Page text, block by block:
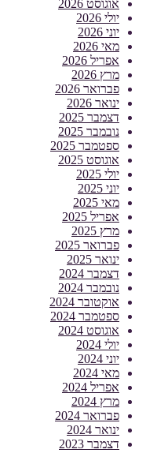
אוגוסט 2026
יולי 2026
יוני 2026
מאי 2026
אפריל 2026
מרץ 2026
פברואר 2026
ינואר 2026
דצמבר 2025
נובמבר 2025
ספטמבר 2025
אוגוסט 2025
יולי 2025
יוני 2025
מאי 2025
אפריל 2025
מרץ 2025
פברואר 2025
ינואר 2025
דצמבר 2024
נובמבר 2024
אוקטובר 2024
ספטמבר 2024
אוגוסט 2024
יולי 2024
יוני 2024
מאי 2024
אפריל 2024
מרץ 2024
פברואר 2024
ינואר 2024
דצמבר 2023